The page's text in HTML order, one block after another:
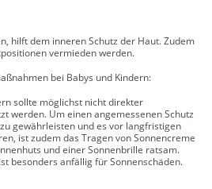
hilft dem inneren Schutz der Haut. Zudem
vermieden werden.
bei Babys und Kindern:
sollte möglichst nicht direkter
werden. Um einen angemessenen Schutz
gewährleisten und es vor langfristigen
ist zudem das Tragen von Sonnencreme
und einer Sonnenbrille ratsam.
besonders anfällig für Sonnenschäden.